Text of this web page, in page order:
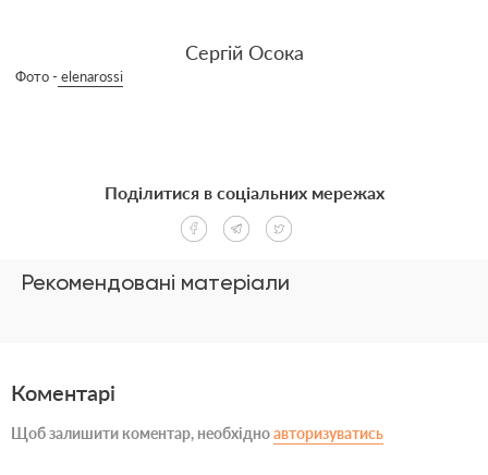
Сергій Осока
Фото - elenarossi
Рекомендовані матеріали
Поділитися в соціальних мережах
Коментарі
Щоб залишити коментар, необхідноавторизуватись